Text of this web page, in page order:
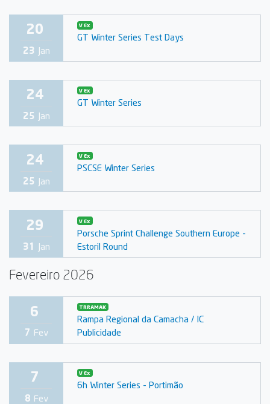
20
23 Jan
V Ex
GT Winter Series Test Days
24
25 Jan
V Ex
GT Winter Series
24
25 Jan
V Ex
PSCSE Winter Series
29
31 Jan
V Ex
Porsche Sprint Challenge Southern Europe -
Estoril Round
Fevereiro 2026
6
7 Fev
TRRAMAK
Rampa Regional da Camacha / IC
Publicidade
7
8 Fev
V Ex
6h Winter Series - Portimão